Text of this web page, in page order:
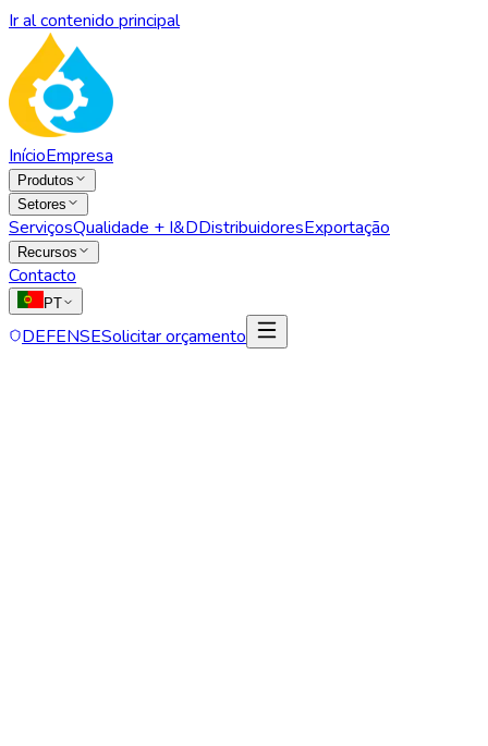
Ir al contenido principal
InícioEmpresa
Produtos
Setores
ServiçosQualidade + I&DDistribuidoresExportação
Recursos
Contacto
PT
DEFENSESolicitar orçamento